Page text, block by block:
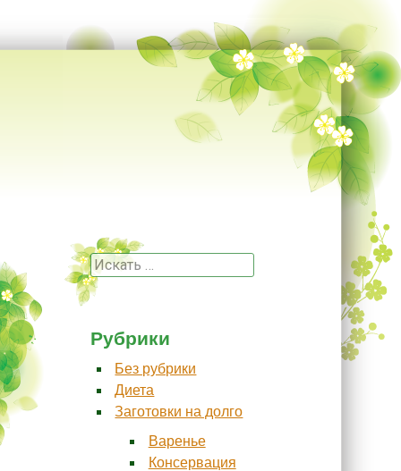
Поиск
Рубрики
Без рубрики
Диета
Заготовки на долго
Варенье
Консервация